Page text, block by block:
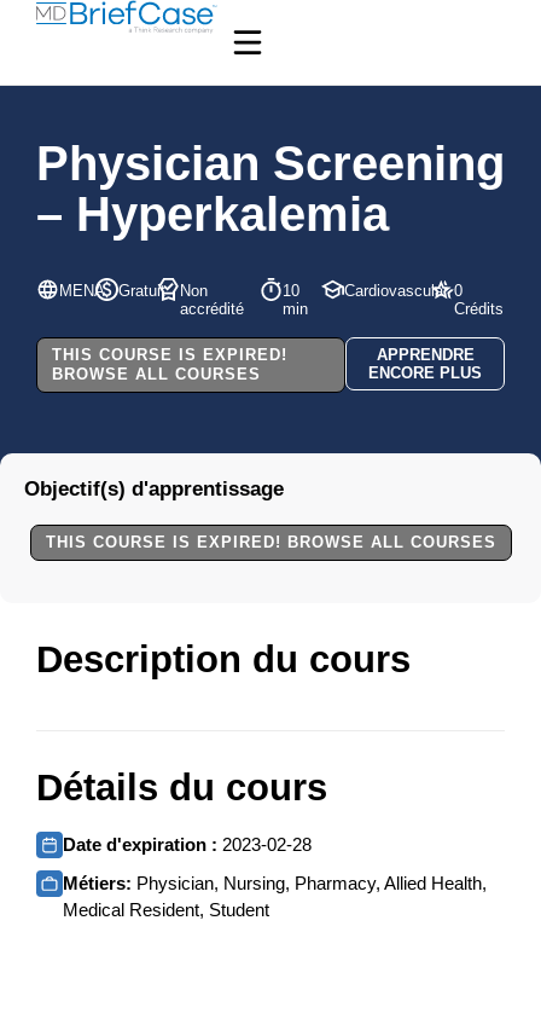
Physician Screening
– Hyperkalemia
MENA Gratuit
Non
accrédité
10
min
Cardiovascular 0
Crédits
THIS COURSE IS EXPIRED!
BROWSE ALL COURSES
APPRENDRE
ENCORE PLUS
Description du cours
Détails du cours
Date d'expiration : 2023-02-28
Métiers: Physician, Nursing, Pharmacy, Allied Health,
Medical Resident, Student
Objectif(s) d'apprentissage
THIS COURSE IS EXPIRED! BROWSE ALL COURSES